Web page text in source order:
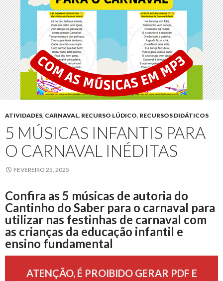
ATIVIDADES, CARNAVAL, RECURSO LÚDICO, RECURSOS DIDÁTICOS
5 MÚSICAS INFANTIS PARA
O CARNAVAL INÉDITAS
FEVEREIRO 25, 2025
Confira as 5 músicas de autoria do
Cantinho do Saber para o carnaval para
utilizar nas festinhas de carnaval com
as crianças da educação infantil e
ensino fundamental
ATENÇÃO, É PROIBIDO GERAR PDF E